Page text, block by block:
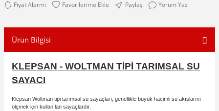
Fiyat Alarmı Paylaş Yorum Yaz
Ürün Bilgisi
KLEPSAN - WOLTMAN TİPİ TARIMSAL SU
SAYACI
Klepsan Woltman tipi tarımsal su sayaçları, genellikle büyük hacimli su akışlarını
ölçmek için kullanılan sayaçlardır.